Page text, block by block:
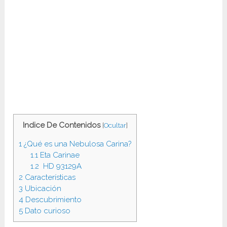
Indice De Contenidos [Ocultar]
1 ¿Qué es una Nebulosa Carina?
1.1Eta Carinae
1.2 HD 93129A
2 Características
3 Ubicación
4 Descubrimiento
5 Dato curioso